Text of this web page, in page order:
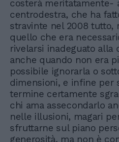
costerà meritatamente-
centrodestra, che ha
stravinte nel 2008 tutto,
quello che era
rivelarsi inadeguato alla
anche quando non era
possibile ignorarla o
dimensioni, e infine per
termine certamente
chi ama assecondarlo
nelle illusioni, magari
sfruttarne sul piano
generosità, ma non è